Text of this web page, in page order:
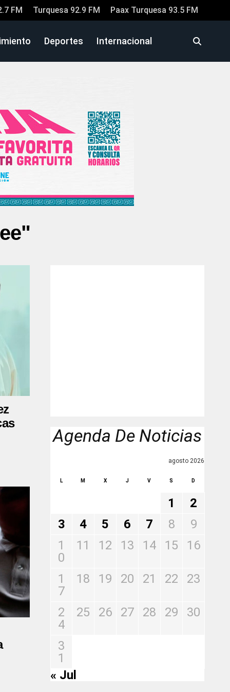
FM Turquesa 92.9 FM Paax Turquesa 93.5 FM
Deportes Internacional
Agenda De Noticias
agosto 2026
L M X J V S D
1
2
3
4 5 6 7 8
9
1
0
11 12 13 14 15 16
1
7
18 19 20 21 22 23
2
4
25 26 27 28 29 30
3
1
« Jul